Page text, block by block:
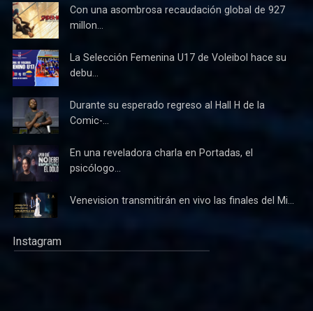
Con una asombrosa recaudación global de 927
millon...
La Selección Femenina U17 de Voleibol hace su
debu...
Durante su esperado regreso al Hall H de la
Comic-...
En una reveladora charla en Portadas, el
psicólogo...
Venevision transmitirán en vivo las finales del Mi...
Instagram